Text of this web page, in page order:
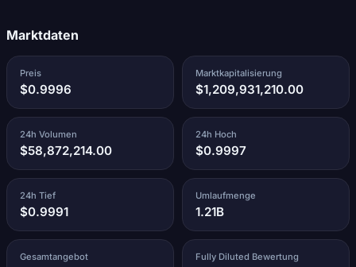
Marktdaten
Preis
$0.9996
Marktkapitalisierung
$1,209,931,210.00
24h Volumen
$58,872,214.00
24h Hoch
$0.9997
24h Tief
$0.9991
Umlaufmenge
1.21B
Gesamtangebot Fully Diluted Bewertung